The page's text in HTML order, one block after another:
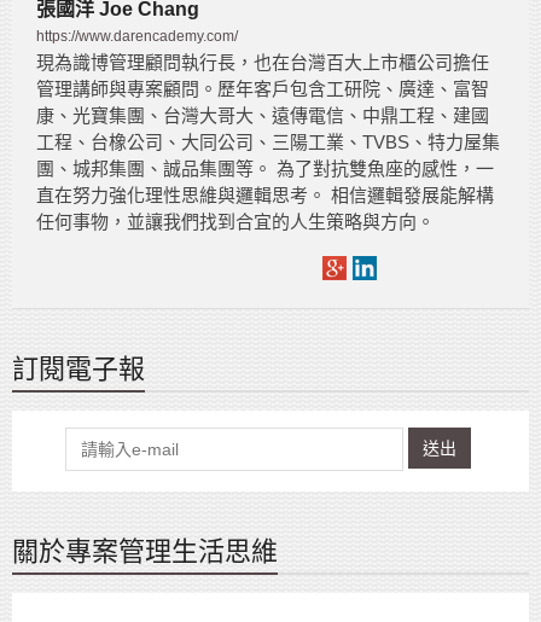
張國洋 Joe Chang
https://www.darencademy.com/
現為識博管理顧問執行長，也在台灣百大上市櫃公司擔任
管理講師與專案顧問。歷年客戶包含工研院、廣達、富智
康、光寶集團、台灣大哥大、遠傳電信、中鼎工程、建國
工程、台橡公司、大同公司、三陽工業、TVBS、特力屋集
團、城邦集團、誠品集團等。 為了對抗雙魚座的感性，一
直在努力強化理性思維與邏輯思考。 相信邏輯發展能解構
任何事物，並讓我們找到合宜的人生策略與方向。
訂閱電子報
送出
關於專案管理生活思維